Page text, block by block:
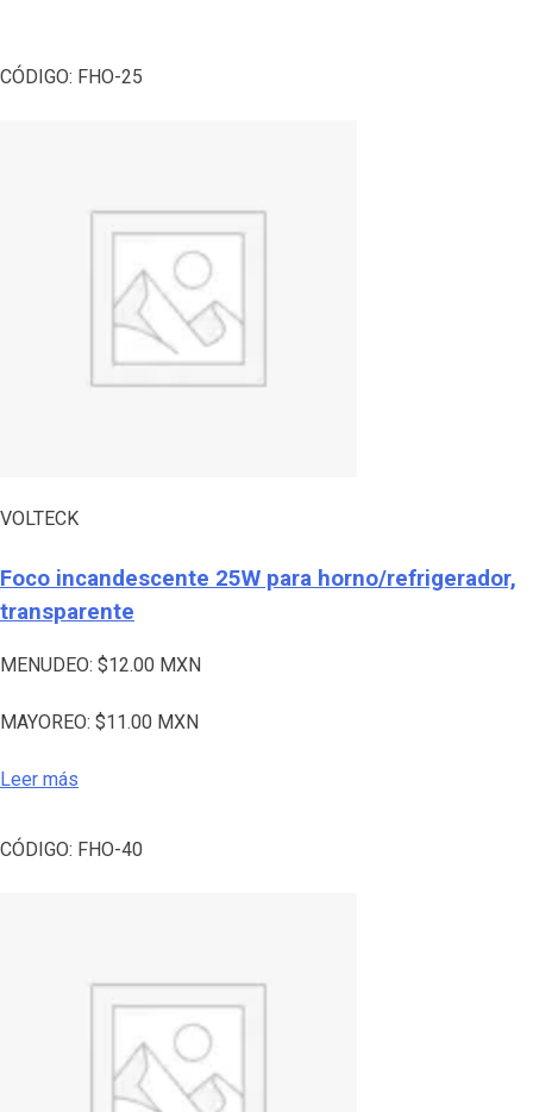
CÓDIGO: FHO-25
VOLTECK
Foco incandescente 25W para horno/refrigerador,
transparente
MENUDEO: $12.00 MXN
MAYOREO: $11.00 MXN
Leer más
CÓDIGO: FHO-40